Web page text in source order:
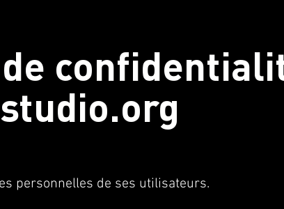
personnelles de ses utilisateurs.